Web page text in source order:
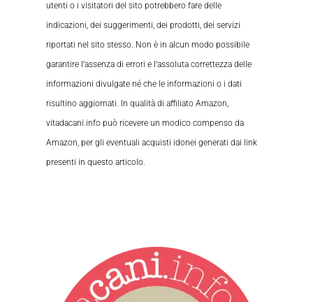
utenti o i visitatori del sito potrebbero fare delle
indicazioni, dei suggerimenti, dei prodotti, dei servizi
riportati nel sito stesso. Non è in alcun modo possibile
garantire l’assenza di errori e l’assoluta correttezza delle
informazioni divulgate né che le informazioni o i dati
risultino aggiornati. In qualità di affiliato Amazon,
vitadacani.info può ricevere un modico compenso da
Amazon, per gli eventuali acquisti idonei generati dai link
presenti in questo articolo.